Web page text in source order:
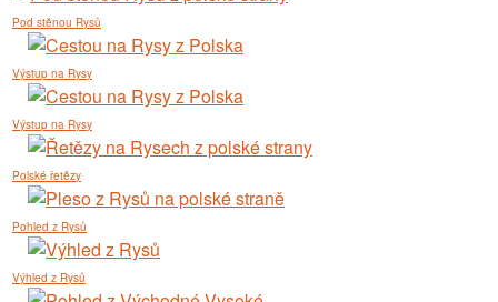
Pod stěnou Rysů
Výstup na Rysy
Výstup na Rysy
Polské řetězy
Pohled z Rysů
Výhled z Rysů